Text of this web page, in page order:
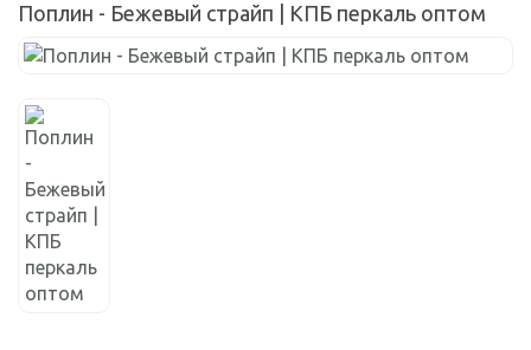
Поплин - Бежевый страйп | КПБ перкаль оптом